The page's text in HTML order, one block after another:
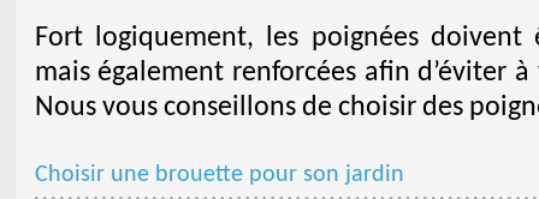
Fort logiquement, les poignées
mais également renforcées afin d’éviter
Nous vous conseillons de choisir des
Choisir une brouette pour son jardin